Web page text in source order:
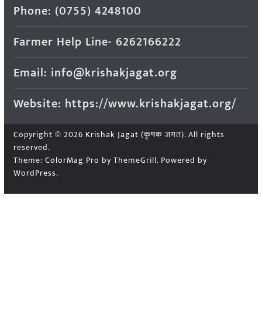
Phone: (0755) 4248100
Farmer Help Line- 6262166222
Email: info@krishakjagat.org
Website: https://www.krishakjagat.org/
Copyright © 2026 Krishak Jagat (कृषक जगत). All rights
reserved.
Theme: ColorMag Pro by ThemeGrill. Powered by
WordPress.